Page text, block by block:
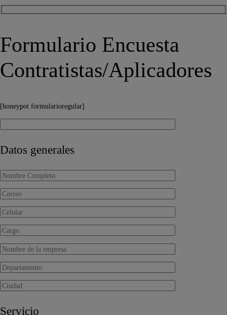
Formulario Encuesta
Contratistas/Aplicadores
[honeypot formularioregular]
Datos generales
Servicio